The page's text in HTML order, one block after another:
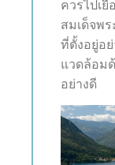
ควรไปเ
สมเด็จพ
ที่ตั้งอยู่อย่
แวดล้อม
อย่างดี